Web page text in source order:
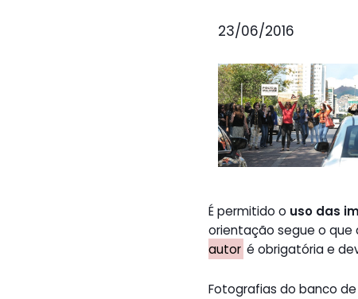
23/06/2016
É permitido o uso das
orientação segue o que
autor é obrigatória e
Fotografias do banco